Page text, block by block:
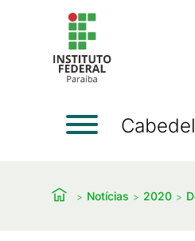
Notícias 2020